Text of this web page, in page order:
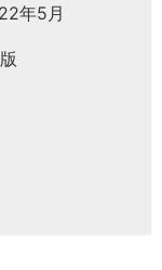
年5月